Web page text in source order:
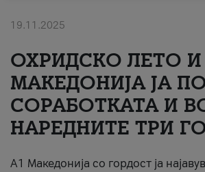
#ПодобарОнлајн
19.11.2025
ОХРИДСКО ЛЕТО И
МАКЕДОНИЈА ЈА
СОРАБОТКАТА И
НАРЕДНИТЕ ТРИ
A1 Македонија со гордост ја